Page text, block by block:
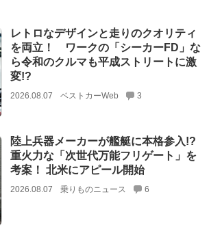
レトロなデザインと走りのクオリティ
を両立！ ワークの「シーカーFD」な
ら令和のクルマも平成ストリートに激
変!?
2026.08.07 ベストカーWeb 3
陸上兵器メーカーが艦艇に本格参入!?
重火力な「次世代万能フリゲート」を
考案！ 北米にアピール開始
2026.08.07 乗りものニュース 6